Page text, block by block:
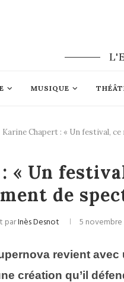
MUSIQUE
Karine Chapert : « Un festival,
« Un
de
parInès Desnot 5 novembre
revient avec
création qu’il